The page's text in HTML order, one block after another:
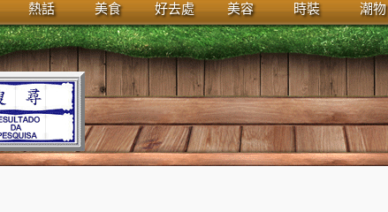
熱話 美食 好去處 美容 時裝 潮物